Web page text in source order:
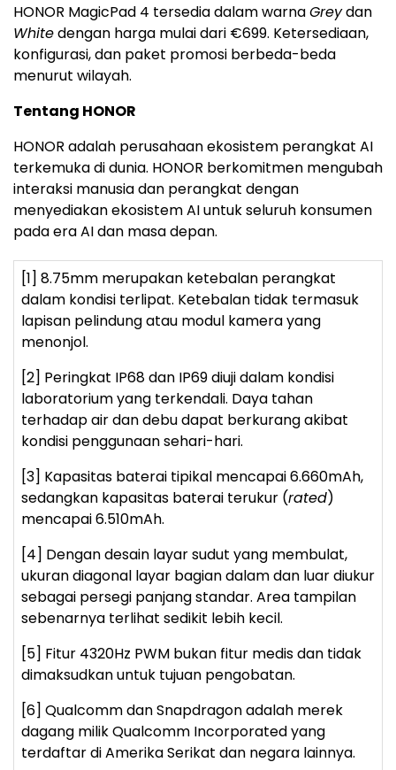
HONOR MagicPad 4 tersedia dalam warnaGreydan
Whitedengan harga mulai dari €699. Ketersediaan,
konfigurasi, dan paket promosi berbeda-beda
menurut wilayah.
Tentang HONOR
HONOR adalah perusahaan ekosistem perangkat AI
terkemuka di dunia. HONOR berkomitmen mengubah
interaksi manusia dan perangkat dengan
menyediakan ekosistem AI untuk seluruh konsumen
pada era AI dan masa depan.
[1] 8.75mm merupakan ketebalan perangkat
dalam kondisi terlipat. Ketebalan tidak termasuk
lapisan pelindung atau modul kamera yang
menonjol.
[2] Peringkat IP68 dan IP69 diuji dalam kondisi
laboratorium yang terkendali. Daya tahan
terhadap air dan debu dapat berkurang akibat
kondisi penggunaan sehari-hari.
[3] Kapasitas baterai tipikal mencapai 6.660mAh,
sedangkan kapasitas baterai terukur (rated)
mencapai 6.510mAh.
[4] Dengan desain layar sudut yang membulat,
ukuran diagonal layar bagian dalam dan luar diukur
sebagai persegi panjang standar. Area tampilan
sebenarnya terlihat sedikit lebih kecil.
[5] Fitur 4320Hz PWM bukan fitur medis dan tidak
dimaksudkan untuk tujuan pengobatan.
[6] Qualcomm dan Snapdragon adalah merek
dagang milik Qualcomm Incorporated yang
terdaftar di Amerika Serikat dan negara lainnya.